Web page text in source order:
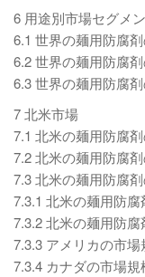
6 用途別市場セグメ
6.1 世界の麺用防腐
6.2 世界の麺用防腐
6.3 世界の麺用防腐
7 北米市場
7.1 北米の麺用防腐
7.2 北米の麺用防腐
7.3 北米の麺用防腐
7.3.1 北米の麺用防腐
7.3.2 北米の麺用防腐
7.3.3 アメリカの市場
7.3.4 カナダの市場規